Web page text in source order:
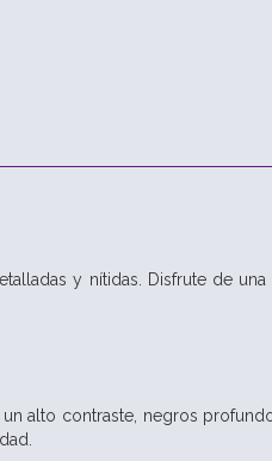
y nítidas. Disfrute de
alto contraste, negros